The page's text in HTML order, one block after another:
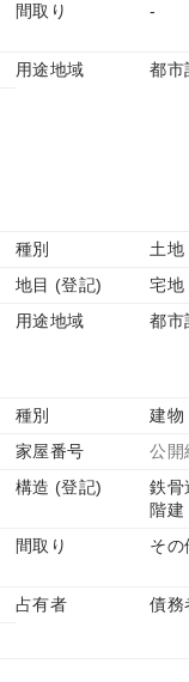
間取り -
用途地域
都市
種別
土地
地目 (登記)
宅地
用途地域 都市
種別
建物
家屋番号
公開
構造 (登記)
鉄骨
階建
間取り その
占有者
債務